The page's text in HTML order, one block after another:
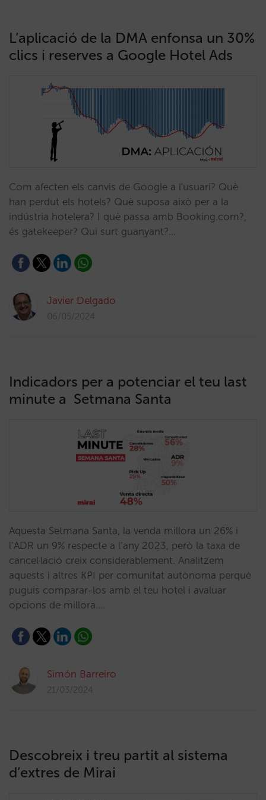
L’aplicació de la DMA enfonsa un 30%
clics i reserves a Google Hotel Ads
Com afecten els canvis de Google a l'usuari? Què
han perdut els hotels? Què suposa això per a la
indústria hotelera? I què passa amb Booking.com?,
és gatekeeper? Qui surt guanyant?…
Javier Delgado
06/05/2024
Indicadors per a potenciar el teu last
minute a Setmana Santa
Aquesta Setmana Santa, la venda millora un 26% i
l’ADR un 9% respecte a l’any 2023, però la taxa de
cancel·lació creix considerablement. Analitzem
aquests i altres KPI per comunitat autònoma perquè
puguis comparar-los amb el teu hotel i avaluar
opcions de millora.…
Simón Barreiro
21/03/2024
Descobreix i treu partit al sistema
d’extres de Mirai